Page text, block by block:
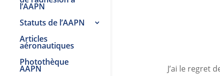
l’AAPN
Statuts de l’AAPN
Articles
aéronautiques
Photothèque
AAPN
J’ai le regret